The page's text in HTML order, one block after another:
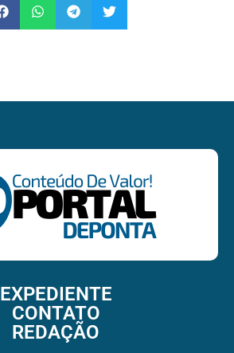
EXPEDIENTE
CONTATO
REDAÇÃO